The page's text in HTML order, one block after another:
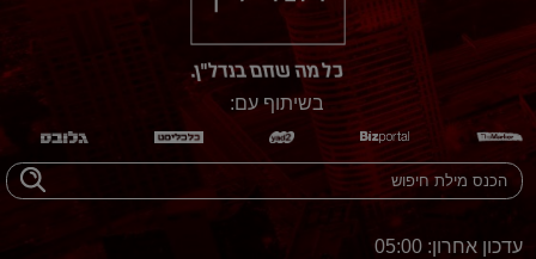
בשיתוף עם:
עדכון אחרון: 05:00